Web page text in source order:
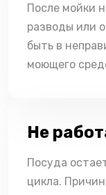
После мойки
разводы или
быть в
моющего
Не
Посуда
цикла.